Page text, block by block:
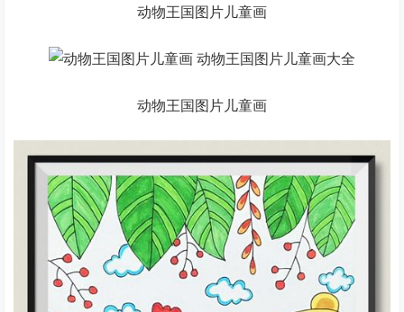
动物王国图片儿童画
动物王国图片儿童画